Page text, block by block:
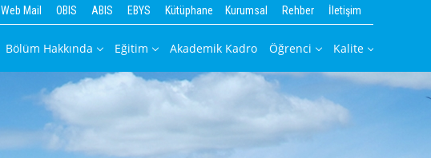
Web Mail OBIS ABIS EBYS Kütüphane Kurumsal Rehber İletişim
Bölüm Hakkında Eğitim Akademik Kadro Öğrenci Kalite